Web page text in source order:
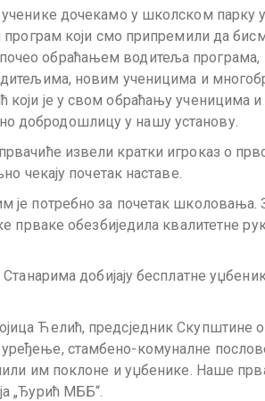
дочекамо у школском парку у
програм који смо припремили да
обраћањем водитеља програма,
новим ученицима и
је у свом обраћању ученицима и
добродошлицу у нашу установу.
извели кратки игроказ о
чекају почетак наставе.
је потребно за почетак школовања.
прваке обезбиједила квалитетне
добијају бесплатне
Ћелић, предсједник Скупштине
стамбено-комуналне
им поклоне и уџбенике. Наше
„Ђурић МББ“.